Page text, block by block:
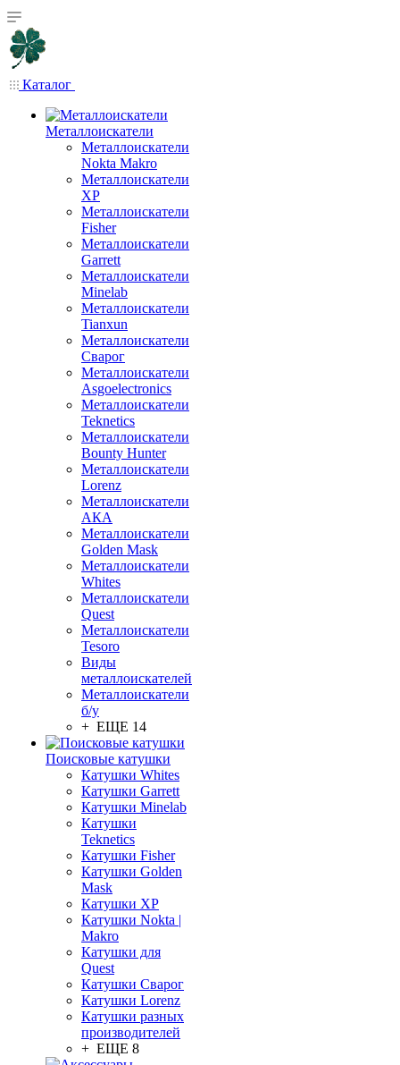
Каталог
Металлоискатели
Металлоискатели
Nokta Makro
Металлоискатели
XP
Металлоискатели
Fisher
Металлоискатели
Garrett
Металлоискатели
Minelab
Металлоискатели
Tianxun
Металлоискатели
Сварог
Металлоискатели
Asgoelectronics
Металлоискатели
Teknetics
Металлоискатели
Bounty Hunter
Металлоискатели
Lorenz
Металлоискатели
АКА
Металлоискатели
Golden Mask
Металлоискатели
Whites
Металлоискатели
Quest
Металлоискатели
Tesoro
Виды
металлоискателей
Металлоискатели
б/у
+ ЕЩЕ 14
Поисковые катушки
Катушки Whites
Катушки Garrett
Катушки Minelab
Катушки
Teknetics
Катушки Fisher
Катушки Golden
Mask
Катушки XP
Катушки Nokta |
Makro
Катушки для
Quest
Катушки Сварог
Катушки Lorenz
Катушки разных
производителей
+ ЕЩЕ 8